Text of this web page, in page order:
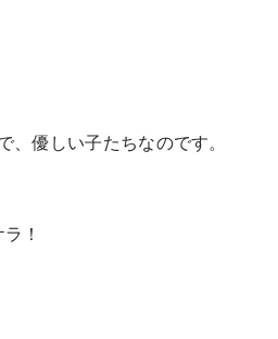
優しい子たちなのです。
！